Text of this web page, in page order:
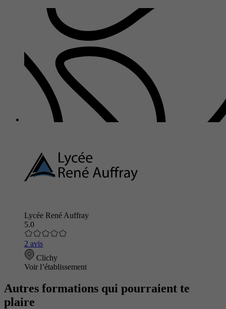
Lycée René Auffray
5.0
2 avis
Clichy
Voir l’établissement
Autres formations qui pourraient te
plaire